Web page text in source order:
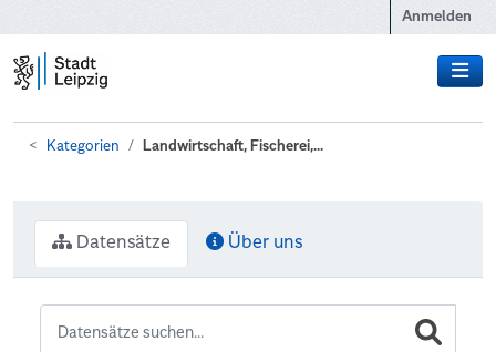
Anmelden
Kategorien Landwirtschaft, Fischerei,...
Datensätze Über uns